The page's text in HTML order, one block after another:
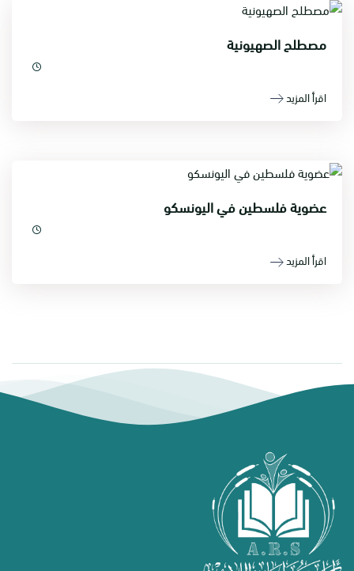
مصطلح الصهيونية
اقرأ المزيد
عضوية فلسطين في اليونسكو
اقرأ المزيد